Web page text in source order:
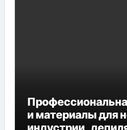
и материалы для